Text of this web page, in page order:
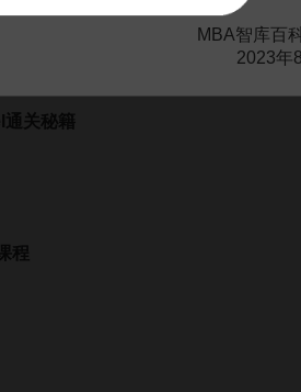
通关秘籍
程
MBA智库百
2023年